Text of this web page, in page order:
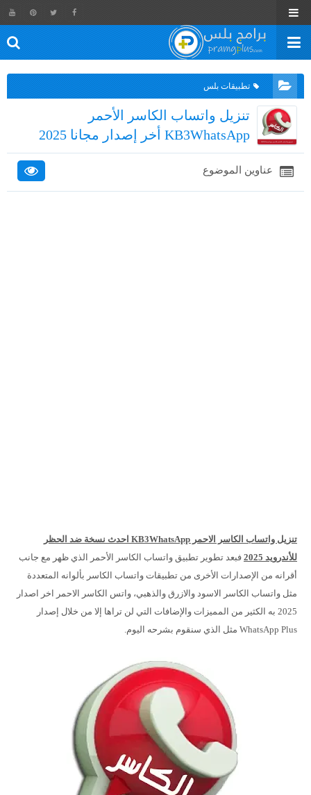
تطبيقات بلس
تنزيل واتساب الكاسر الأحمر
KB3WhatsApp أخر إصدار مجانا 2025
عناوين الموضوع
تنزيل واتساب الكاسر الاحمر KB3WhatsApp احدث نسخة ضد الحظر
للأندرويد 2025
فبعد تطوير تطبيق واتساب الكاسر الأحمر الذي ظهر مع جانب
أقرانه من الإصدارات الأخرى من تطبيقات واتساب الكاسر بألوانه المتعددة
مثل واتساب الكاسر الاسود والازرق والذهبي، واتس الكاسر الاحمر اخر اصدار
2025 به الكثير من المميزات والإضافات التي لن تراها إلا من خلال إصدار
WhatsApp Plus مثل الذي سنقوم بشرحه اليوم.